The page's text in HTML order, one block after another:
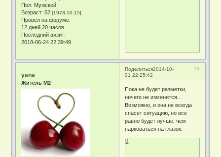
Пол: Мужской
Возраст: 52[1973-10-15]
Провел на форуме:
12 дней 20 часов
Последний визит:
2018-06-24 22:39:49
Поделиться 18
2014-10-
01 22:25:42
yana
Житель М2
Пока не будет разметки,
ничего не изменится...
Возможно, и она не всегда
спасет ситуацию, но все
равно будет лучше, чем
парковаться на глазок.
0